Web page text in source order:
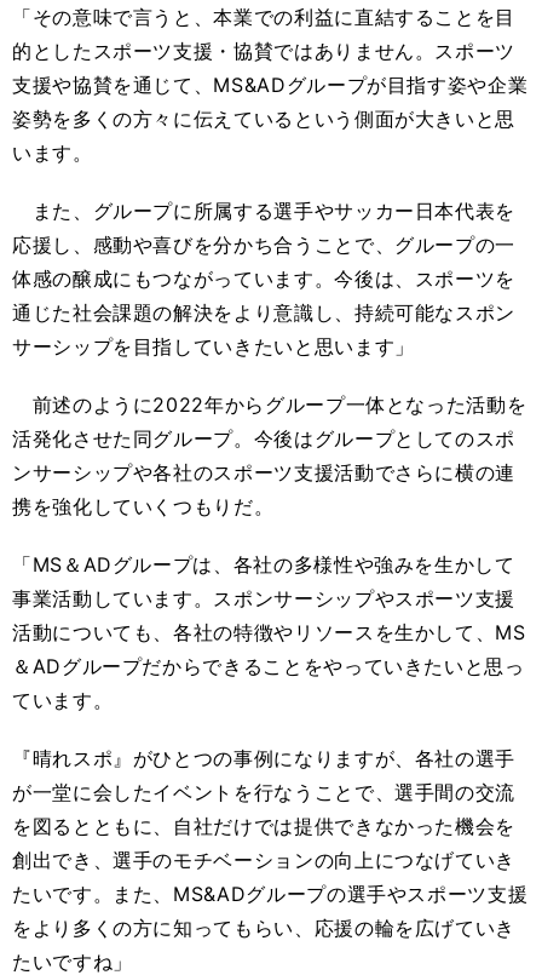
「その意味で言うと、本業での利益に直結することを目
的としたスポーツ支援・協賛ではありません。スポーツ
支援や協賛を通じて、MS&ADグループが目指す姿や企業
姿勢を多くの方々に伝えているという側面が大きいと思
います。
また、グループに所属する選手やサッカー日本代表を
応援し、感動や喜びを分かち合うことで、グループの一
体感の醸成にもつながっています。今後は、スポーツを
通じた社会課題の解決をより意識し、持続可能なスポン
サーシップを目指していきたいと思います」
前述のように2022年からグループ一体となった活動を
活発化させた同グループ。今後はグループとしてのスポ
ンサーシップや各社のスポーツ支援活動でさらに横の連
携を強化していくつもりだ。
「MS＆ADグループは、各社の多様性や強みを生かして
事業活動しています。スポンサーシップやスポーツ支援
活動についても、各社の特徴やリソースを生かして、MS
＆ADグループだからできることをやっていきたいと思っ
ています。
『晴れスポ』がひとつの事例になりますが、各社の選手
が一堂に会したイベントを行なうことで、選手間の交流
を図るとともに、自社だけでは提供できなかった機会を
創出でき、選手のモチベーションの向上につなげていき
たいです。また、MS&ADグループの選手やスポーツ支援
をより多くの方に知ってもらい、応援の輪を広げていき
たいですね」